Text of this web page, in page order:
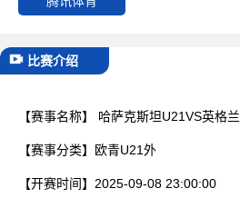
比赛介绍
【赛事名称】 哈萨克斯坦U21VS英格
【赛事分类】 欧青U21外
【开赛时间】 2025-09-08 23:00:00